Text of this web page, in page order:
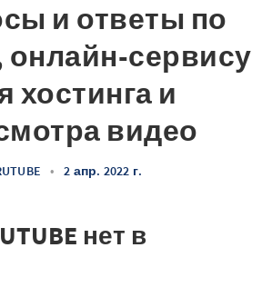
и ответы по
онлайн-сервису
хостинга и
видео
• 2 апр. 2022 г.
нет в